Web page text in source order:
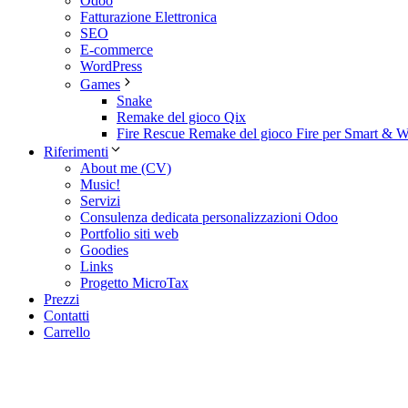
Fatturazione Elettronica
SEO
E-commerce
WordPress
Games
Snake
Remake del gioco Qix
Fire Rescue Remake del gioco Fire per Smart &
Riferimenti
About me (CV)
Music!
Servizi
Consulenza dedicata personalizzazioni Odoo
Portfolio siti web
Goodies
Links
Progetto MicroTax
Prezzi
Contatti
Carrello